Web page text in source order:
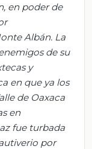
, en poder de
Albán. La
de su
y
en que ya los
de Oaxaca
en
fue turbada
por